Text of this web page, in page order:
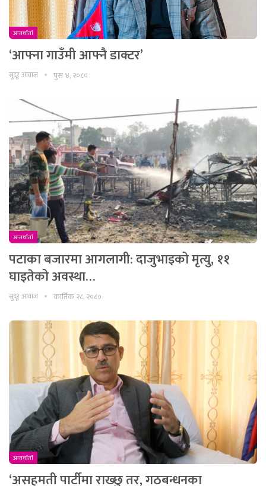
अन्तर्वार्ता
‘आफ्ना गाउँमी आफ्नै डाक्टर’
सुदूर आवाज पुस ४, २०८०
अन्तर्वार्ता
पटाका बजारमा आगलागी: दाजुभाइको मृत्यु, ११
घाइतेको अवस्था…
सुदूर आवाज कार्तिक २८, २०८०
अन्तर्वार्ता
‘असहमती पार्टीमा राख्छु तर, गठबन्धनका